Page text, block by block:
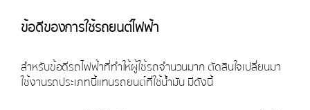
ข้อดีของการใช้รถยนต์ไฟฟ้า
สำหรับข้อดีรถไฟฟ้าที่ทำให้ผู้ใช้รถจำนวนมาก ตัดสินใจเปลี่ยนมา
ใช้งานรถประเภทนี้แทนรถยนต์ที่ใช้น้ำมัน มีดังนี้